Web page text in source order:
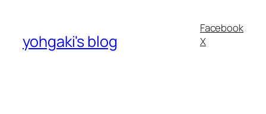
yohgaki's blog
Facebook
X